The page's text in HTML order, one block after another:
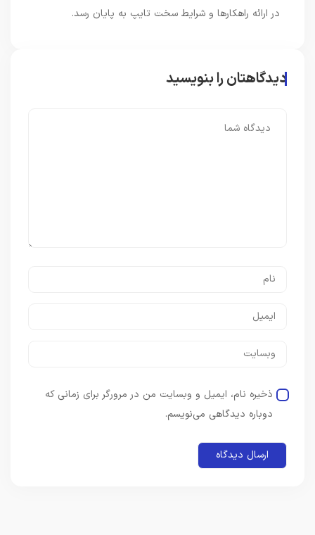
در ارائه راهکارها و شرایط سخت تایپ به پایان رسد.
دیدگاهتان را بنویسید
ذخیره نام، ایمیل و وبسایت من در مرورگر برای زمانی که
دوباره دیدگاهی می‌نویسم.